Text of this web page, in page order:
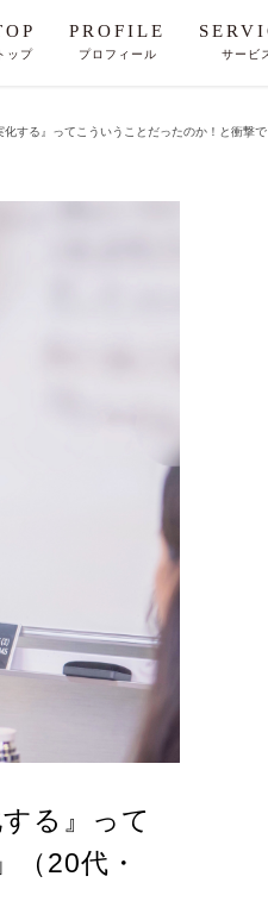
ップ
PROFILE
プロフィール サービ
化する』ってこういうことだったのか！と衝撃
る』って
20代・